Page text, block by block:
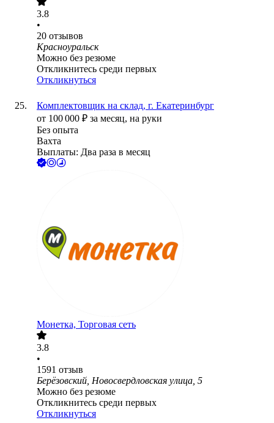
3.8
•
20 отзывов
Красноуральск
Можно без резюме
Откликнитесь среди первых
Откликнуться
Комплектовщик на склад, г. Екатеринбург
от 100 000 ₽ за месяц, на руки
Без опыта
Вахта
Выплаты: Два раза в месяц
Монетка, Торговая сеть
3.8
•
1591 отзыв
Берёзовский, Новосвердловская улица, 5
Можно без резюме
Откликнитесь среди первых
Откликнуться